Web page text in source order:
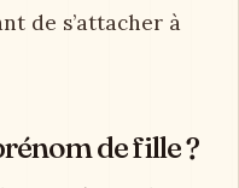
de s’attacher à
de fille ?